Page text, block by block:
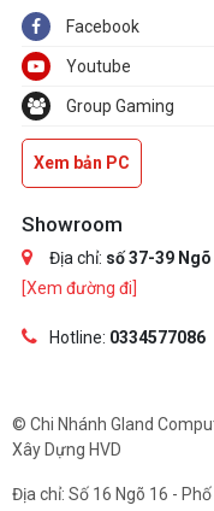
Facebook
Youtube
Group Gaming
Xem bản PC
Showroom
Địa chỉ: số 37-39
[Xem đường đi]
Hotline: 0334577086
© Chi Nhánh Gland
Xây Dựng HVD
Địa chỉ: Số 16 Ngõ 16 -